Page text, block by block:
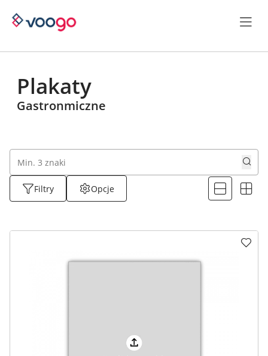
Plakaty
Gastronmiczne
Filtry Opcje